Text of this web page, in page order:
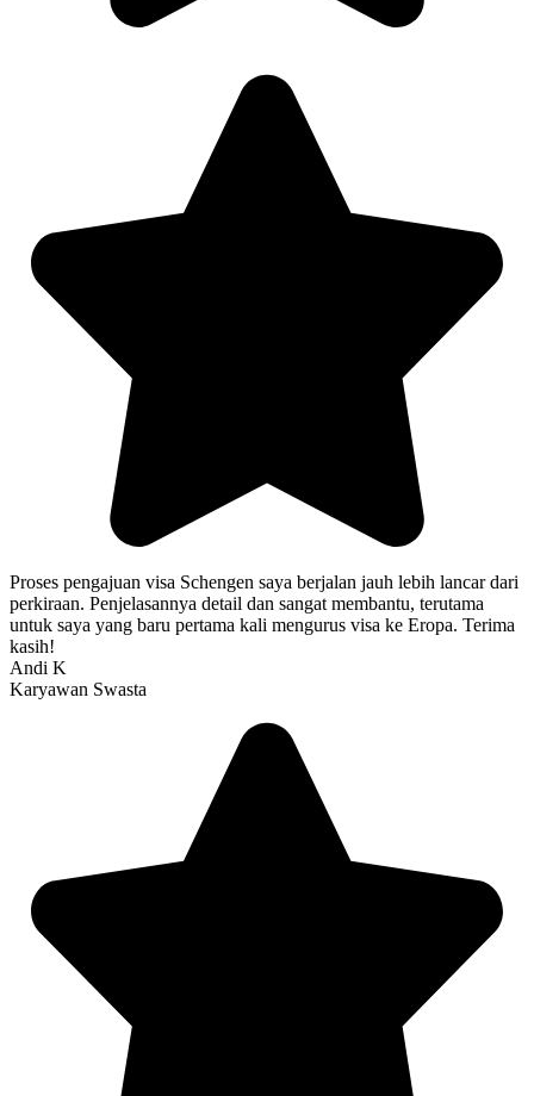
Proses pengajuan visa Schengen saya berjalan jauh lebih lancar dari
perkiraan. Penjelasannya detail dan sangat membantu, terutama
untuk saya yang baru pertama kali mengurus visa ke Eropa. Terima
kasih!
Andi K
Karyawan Swasta